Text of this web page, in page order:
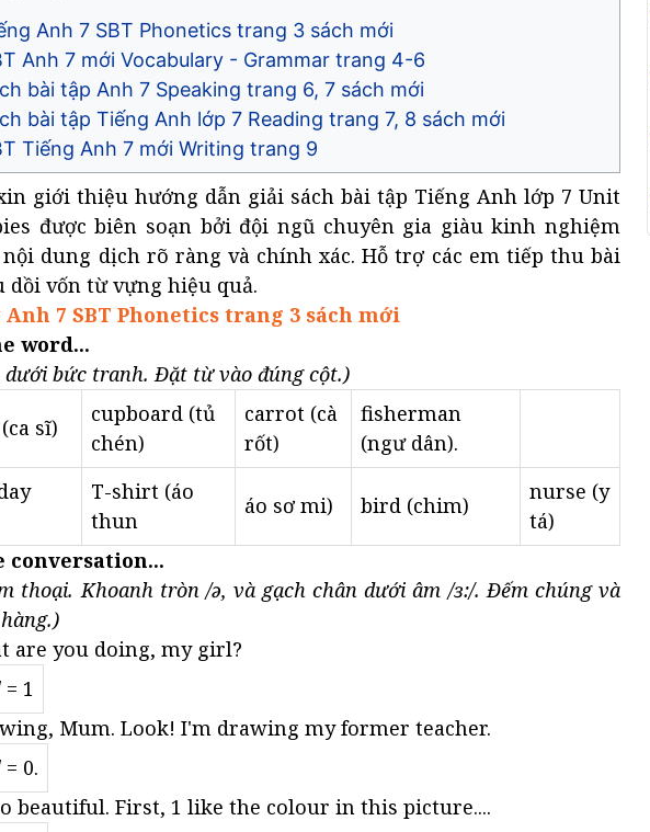
Anh 7 SBT Phonetics trang 3 sách mới
Anh 7 mới Vocabulary - Grammar trang 4-6
bài tập Anh 7 Speaking trang 6, 7 sách mới
bài tập Tiếng Anh lớp 7 Reading trang 7, 8 sách mới
Tiếng Anh 7 mới Writing trang 9
giới thiệu hướng dẫn giải sách bài tập Tiếng Anh lớp 7 Unit
được biên soạn bởi đội ngũ chuyên gia giàu kinh nghiệm
dung dịch rõ ràng và chính xác. Hỗ trợ các em tiếp thu bài
dồi vốn từ vựng hiệu quả.
7 SBT Phonetics trang 3 sách mới
word...
dưới bức tranh. Đặt từ vào đúng cột.)
sĩ)
cupboard (tủ
chén)
carrot (cà
rốt)
fisherman
(ngư dân).
T-shirt (áo
thun
áo sơ mi) bird (chim)
nurse (y
tá)
conversation...
thoại. Khoanh tròn /ə, và gạch chân dưới âm /ɜ:/. Đếm chúng và
are you doing, my girl?
= 1
Mum. Look! I'm drawing my former teacher.
= 0.
beautiful. First, 1 like the colour in this picture....